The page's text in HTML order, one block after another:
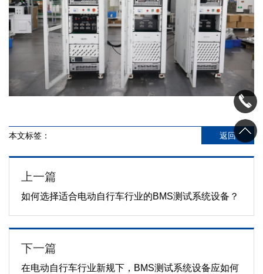
本文标签： 返回
上一篇
如何选择适合电动自行车行业的BMS测试系统设备？
下一篇
在电动自行车行业新规下，BMS测试系统设备应如何